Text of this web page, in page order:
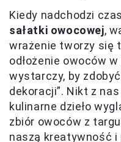
Kiedy nadchodzi
sałatki owocowej,
wrażenie tworzy się
odłożenie owoców
wystarczy, by
dekoracji”. Nikt z
kulinarne dzieło
zbiór owoców z
naszą kreatywność i